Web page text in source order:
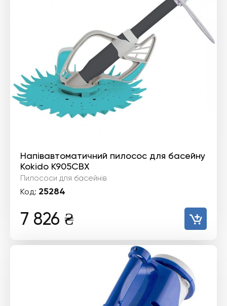
Напівавтоматичний пилосос для басейну
Kokido K905CBX
Пилососи для басейнів
Код: 25284
7 826 ₴